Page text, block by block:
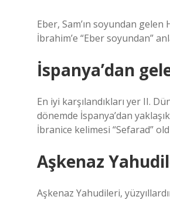
Eber, Sam’ın soyundan
İbrahim’e “Eber soyundan”
İspanya’dan
En iyi karşılandıkları yer II.
dönemde İspanya’dan
İbranice kelimesi “Sefarad”
Aşkenaz
Aşkenaz Yahudileri,